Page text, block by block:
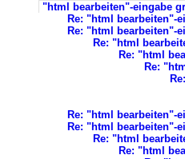
"html bearbeiten"-eingabe
Re: "html bearbeiten"-
Re: "html bearbeiten"-
Re: "html
Re: "html
Re:
Re: "html bearbeiten"-
Re: "html bearbeiten"-
Re: "html
Re: "html